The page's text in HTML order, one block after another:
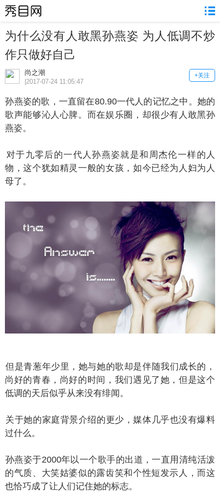
为什么没有人敢黑孙燕姿 为人低调不炒
作只做好自己
尚之潮 +关注
|2017-07-24 11:05:47
姿的歌，一直留在80.90一代人的记忆之中。她的
歌声能够沁人心脾。而在娱乐圈，却很少有人敢黑孙
燕姿。
九零后的一代人孙燕姿就是和周杰伦一样的人
物，这个犹如精灵一般的女孩，如今已经为人妇为人
母了。
青葱年少里，她与她的歌却是伴随我们成长的，
尚好的青春，尚好的时间，我们遇见了她，但是这个
低调的天后似乎从来没有绯闻。
她的家庭背景介绍的更少，媒体几乎也没有爆料
过什么。
姿于2000年以一个歌手的出道，一直用清纯活泼
的气质、大笑姑婆似的露齿笑和个性短发示人，而这
也恰巧成了让人们记住她的标志。